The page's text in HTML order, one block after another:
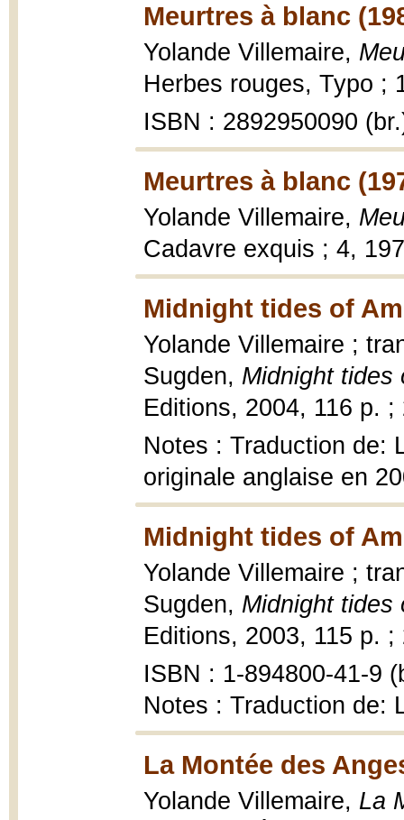
Meurtres à blanc
Yolande Villemaire,
Herbes rouges, Typo ;
ISBN : 2892950090
Meurtres à blanc
Yolande Villemaire,
Cadavre exquis ; 4,
Midnight tides of
Yolande Villemaire ;
Sugden, Midnight tides
Editions, 2004, 116 p. ;
Notes : Traduction de:
originale anglaise en
Midnight tides of
Yolande Villemaire ;
Sugden, Midnight tides
Editions, 2003, 115 p. ;
ISBN : 1-894800-41-9
Notes : Traduction de:
La Montée des
Yolande Villemaire, La